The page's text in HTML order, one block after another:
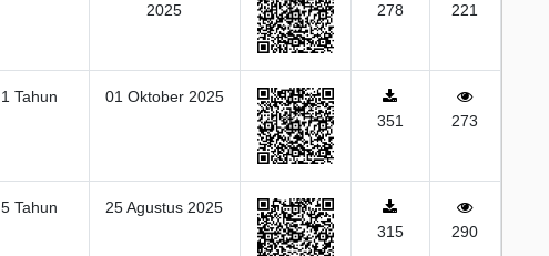
2025
278 221
1 Tahun
01 Oktober 2025
351
273
5 Tahun
25 Agustus 2025
315
290